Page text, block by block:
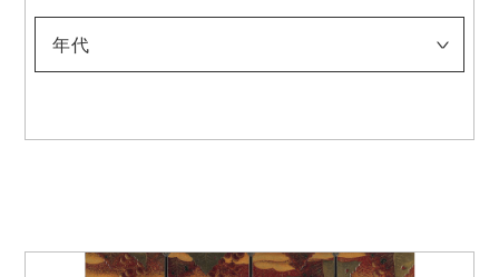
浅井忠
伊藤快彦
稻垣稔次郎
入江波光
上村松园
太田喜二郎
太田听雨
奥村霞城
小合友之助
鹿子木孟郎
神坂雪佳
菊池契月
菊池芳文
北野恒富
北胁升
（五代）清水六兵卫
幸野楳嶺
木岛樱谷
须田国太郎
竹内栖凤
建畠大梦
玉城末一
田村宗立
都路华香
土田麦僊
都鸟英喜
富冈铁斋
富田溪仙
中村研一
中村大三郎
中村鹏生
西村五云
西山翠嶂
野长濑晚花
牧野克次
梥本一洋
村上华岳
安井曾太郎
山崎朝云
山元春举
年代